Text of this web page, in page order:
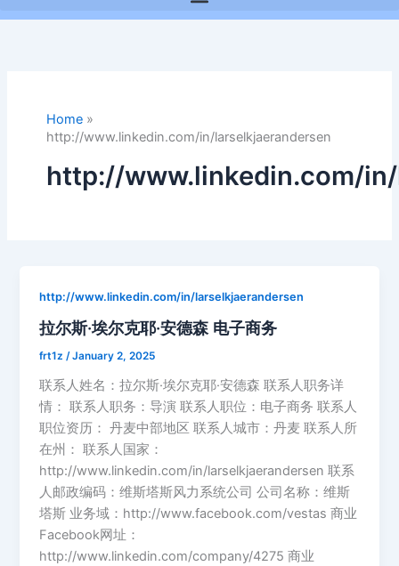
Home»
http://www.linkedin.com/in/larselkjaerandersen
http://www.linkedin.com/
http://www.linkedin.com/in/larselkjaerandersen
拉尔斯·埃尔克耶·安德森 电子商务
frt1z/January 2, 2025
联系人姓名：拉尔斯·埃尔克耶·安德森 联系人职务详
情： 联系人职务：导演 联系人职位：电子商务 联系人
职位资历： 丹麦中部地区 联系人城市：丹麦 联系人所
在州： 联系人国家：
http://www.linkedin.com/in/larselkjaerandersen 联系
人邮政编码：维斯塔斯风力系统公司 公司名称：维斯
塔斯 业务域：http://www.facebook.com/vestas 商业
Facebook网址：
http://www.linkedin.com/company/4275 商业